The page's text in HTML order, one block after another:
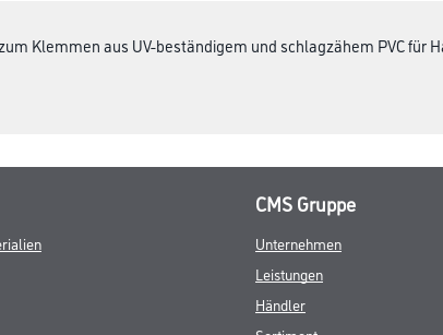
Klemmen aus UV-beständigem und schlagzähem PVC für
CMS Gruppe
Unternehmen
Leistungen
Händler